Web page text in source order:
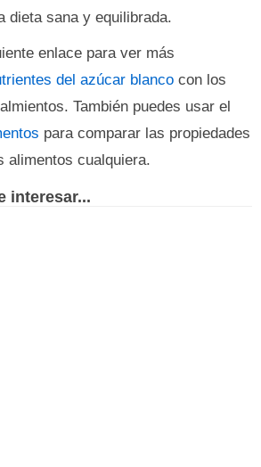
dieta sana y equilibrada.
enlace para ver más
del azúcar blanco con los
También puedes usar el
para comparar las propiedades
alimentos cualquiera.
interesar...